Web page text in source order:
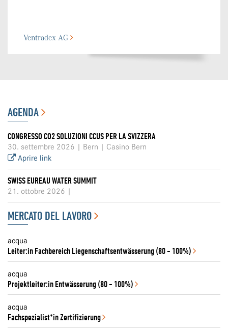
Ventradex AG
AGENDA
CONGRESSO CO2 SOLUZIONI CCUS PER LA SVIZZERA
30. settembre 2026 | Bern | Casino Bern
Aprire link
SWISS EUREAU WATER SUMMIT
21. ottobre 2026 |
MERCATO DEL LAVORO
acqua
Leiter:in Fachbereich Liegenschaftsentwässerung (80 - 100%)
acqua
Projektleiter:in Entwässerung (80 - 100%)
acqua
Fachspezialist*in Zertifizierung